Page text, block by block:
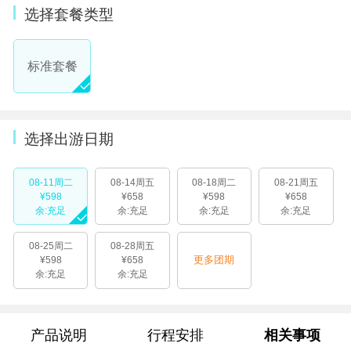
选择套餐类型
标准套餐
选择出游日期
08-11周二
¥598
余:充足
08-14周五
¥658
余:充足
08-18周二
¥598
余:充足
08-21周五
¥658
余:充足
08-25周二
¥598
余:充足
08-28周五
¥658
余:充足
更多团期
产品说明 行程安排 相关事项